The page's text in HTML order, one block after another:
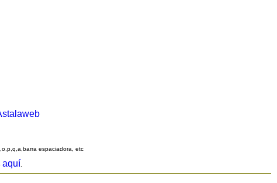
espaciadora, etc
aquí